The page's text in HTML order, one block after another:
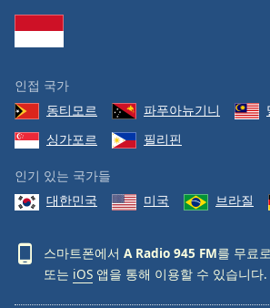
인접 국가
동티모르
파푸아뉴기니
싱가포르
필리핀
인기 있는 국가들
대한민국
미국 브라질
스마트폰에서 A Radio 945 FM를 무료
또는 iOS 앱을 통해 이용할 수 있습니다.